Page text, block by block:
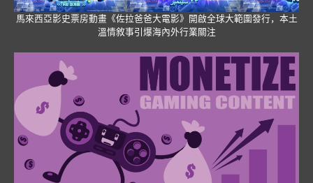
馬來西亞影史票房動畫《佐拉爸爸大電影》開啟全球大範圍發行，本土
溫情敘事引爆海內外行業關注